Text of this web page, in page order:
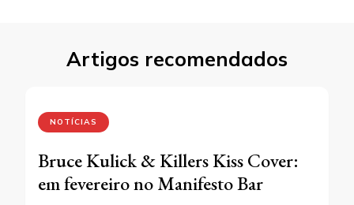
Artigos recomendados
NOTÍCIAS
Bruce Kulick & Killers Kiss Cover:
em fevereiro no Manifesto Bar